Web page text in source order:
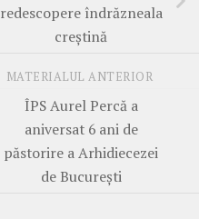
redescopere îndrăzneala
creștină
MATERIALUL ANTERIOR
ÎPS Aurel Percă a
aniversat 6 ani de
păstorire a Arhidiecezei
de București